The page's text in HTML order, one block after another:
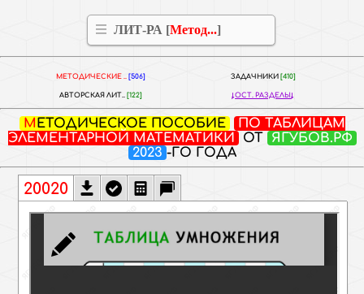
ЛИТ-РА [Метод...]
МЕТОДИЧЕСКИЕ .. [506] ЗАДАЧНИКИ [410]
АВТОРСКАЯ ЛИТ.. [122] ОСТ. РАЗДЕЛЫ
МЕТОДИЧЕСКОЕ ПОСОБИЕ
ПО ТАБЛИЦАМ
ЭЛЕМЕНТАРНОЙ МАТЕМАТИКИ ОТ
ЯГУБОВ.РФ
2023 -ГО ГОДА
20020